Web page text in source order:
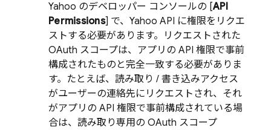
Yahoo のデベロッパー コンソールの [API
Permissions] で、Yahoo API に権限をリクエ
ストする必要があります。リクエストされた
OAuth スコープは、アプリの API 権限で事前
構成されたものと完全一致する必要がありま
す。たとえば、読み取り / 書き込みアクセス
がユーザーの連絡先にリクエストされ、それ
がアプリの API 権限で事前構成されている場
合は、読み取り専用の OAuth スコープ